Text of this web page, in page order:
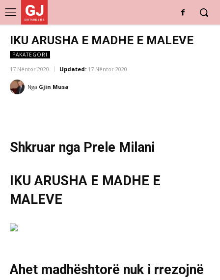
GJ
DRITARE E RE
IKU ARUSHA E MADHE E MALEVE
PAKATEGORI
17 Nëntor 2020 Updated: 17 Nëntor 2020
Nga Gjin Musa
Shkruar nga Prele Milani
IKU ARUSHA E MADHE E
MALEVE
Ahet madhështorë nuk i rrezojnë